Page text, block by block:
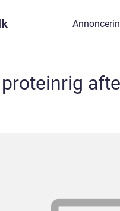
proteinrig